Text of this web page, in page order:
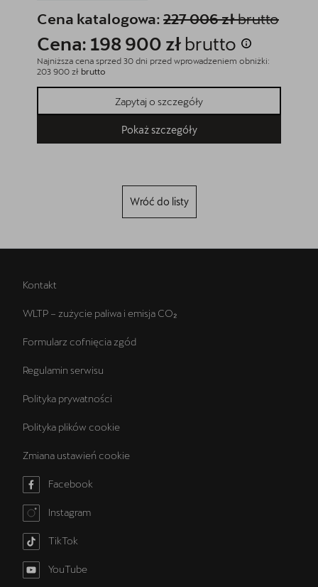
Cena katalogowa: 227 006 złbrutto
Cena: 198 900 zł brutto
Najniższa cena sprzed 30 dni przed wprowadzeniem obniżki:
203 900 zł brutto
Zapytaj o szczegóły
Pokaż szczegóły
Wróć do listy
Kontakt
WLTP – zużycie paliwa i emisja CO₂
Formularz cofnięcia zgód
Regulamin serwisu
Polityka prywatności
Polityka plików cookie
Zmiana ustawień cookie
Facebook
Instagram
TikTok
YouTube